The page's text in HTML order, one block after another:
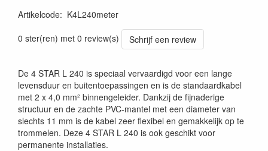
Artikelcode: K4L240meter
0 ster(ren) met 0 review(s)
Schrijf een review
De 4 STAR L 240 is speciaal vervaardigd voor een lange
levensduur en buitentoepassingen en is de standaardkabel
met 2 x 4,0 mm² binnengeleider. Dankzij de fijnaderige
structuur en de zachte PVC-mantel met een diameter van
slechts 11 mm is de kabel zeer flexibel en gemakkelijk op te
trommelen. Deze 4 STAR L 240 is ook geschikt voor
permanente installaties.